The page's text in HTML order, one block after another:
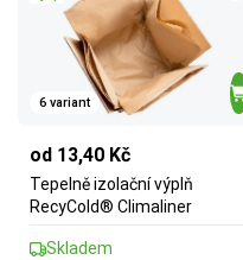
6 variant
od 13,40 Kč
Tepelně izolační výplň
RecyCold® Climaliner
Skladem